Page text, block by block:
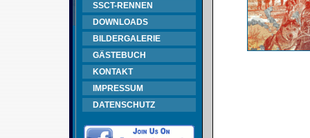
SSCT-RENNEN
DOWNLOADS
BILDERGALERIE
GÄSTEBUCH
KONTAKT
IMPRESSUM
DATENSCHUTZ